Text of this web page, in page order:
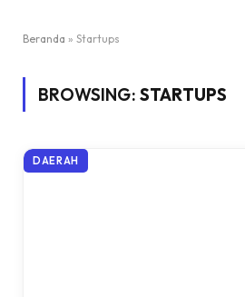
Beranda » Startups
BROWSING: STARTUPS
DAERAH